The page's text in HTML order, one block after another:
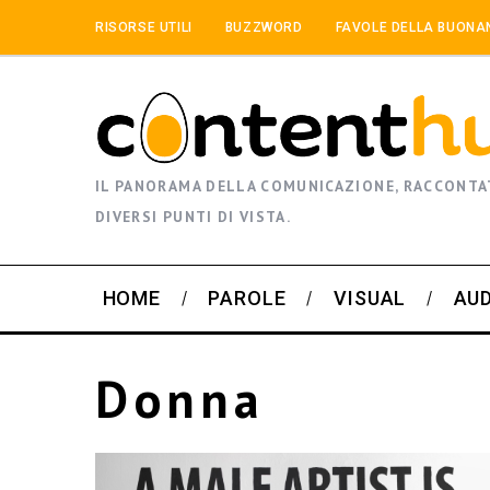
RISORSE UTILI BUZZWORD FAVOLE DELLA
IL PANORAMA DELLA COMUNICAZIONE,
DIVERSI PUNTI DI VISTA.
HOME PAROLE VISUAL
Donna